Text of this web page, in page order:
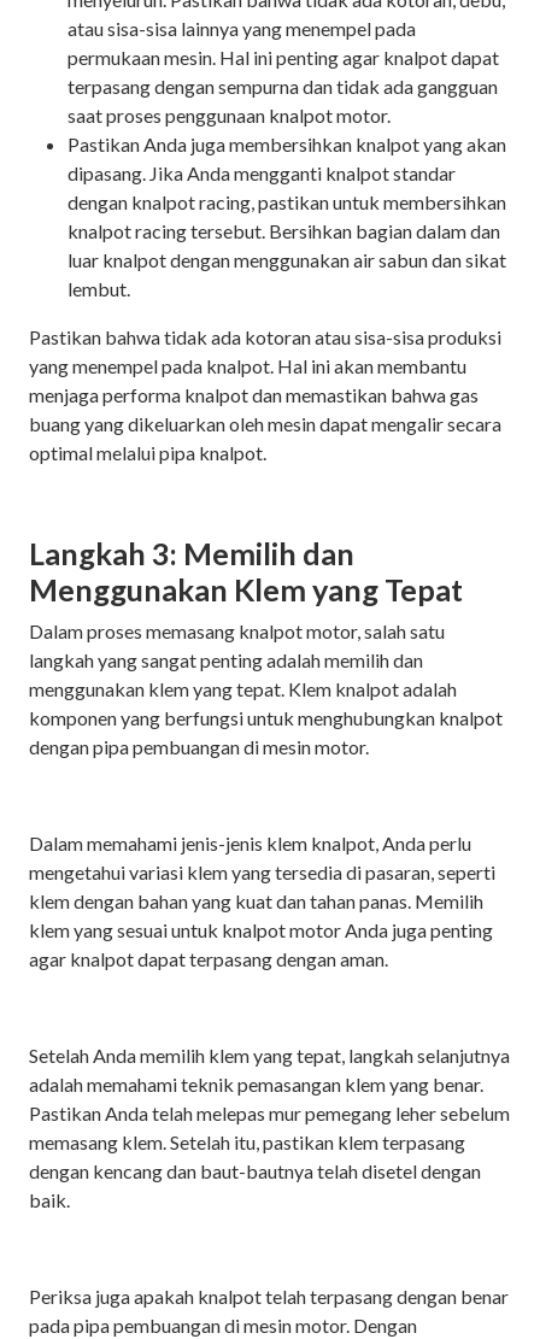
atau sisa-sisa lainnya yang menempel pada
permukaan mesin. Hal ini penting agar knalpot dapat
terpasang dengan sempurna dan tidak ada gangguan
saat proses penggunaan knalpot motor.
Pastikan Anda juga membersihkan knalpot yang akan
dipasang. Jika Anda mengganti knalpot standar
dengan knalpot racing, pastikan untuk membersihkan
knalpot racing tersebut. Bersihkan bagian dalam dan
luar knalpot dengan menggunakan air sabun dan sikat
lembut.
Pastikan bahwa tidak ada kotoran atau sisa-sisa produksi
yang menempel pada knalpot. Hal ini akan membantu
menjaga performa knalpot dan memastikan bahwa gas
buang yang dikeluarkan oleh mesin dapat mengalir secara
optimal melalui pipa knalpot.
Langkah 3: Memilih dan
Menggunakan Klem yang Tepat
Dalam proses memasang knalpot motor, salah satu
langkah yang sangat penting adalah memilih dan
menggunakan klem yang tepat. Klem knalpot adalah
komponen yang berfungsi untuk menghubungkan knalpot
dengan pipa pembuangan di mesin motor.
Dalam memahami jenis-jenis klem knalpot, Anda perlu
mengetahui variasi klem yang tersedia di pasaran, seperti
klem dengan bahan yang kuat dan tahan panas. Memilih
klem yang sesuai untuk knalpot motor Anda juga penting
agar knalpot dapat terpasang dengan aman.
Setelah Anda memilih klem yang tepat, langkah selanjutnya
adalah memahami teknik pemasangan klem yang benar.
Pastikan Anda telah melepas mur pemegang leher sebelum
memasang klem. Setelah itu, pastikan klem terpasang
dengan kencang dan baut-bautnya telah disetel dengan
baik.
Periksa juga apakah knalpot telah terpasang dengan benar
pada pipa pembuangan di mesin motor. Dengan